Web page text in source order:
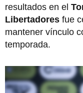
resultados en el
Libertadores fue
mantener vínculo
temporada.